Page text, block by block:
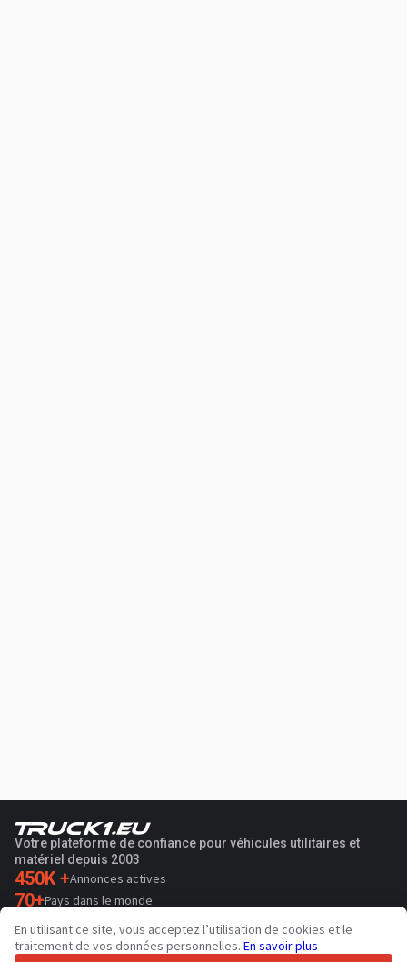
Votre plateforme de confiance pour véhicules utilitaires et
matériel depuis 2003
450K +Annonces actives
70+Pays dans le monde
36 Langues prises en charge
4.7/5
En utilisant ce site, vous acceptez l’utilisation de cookies et le
traitement de vos données personnelles. En savoir plus